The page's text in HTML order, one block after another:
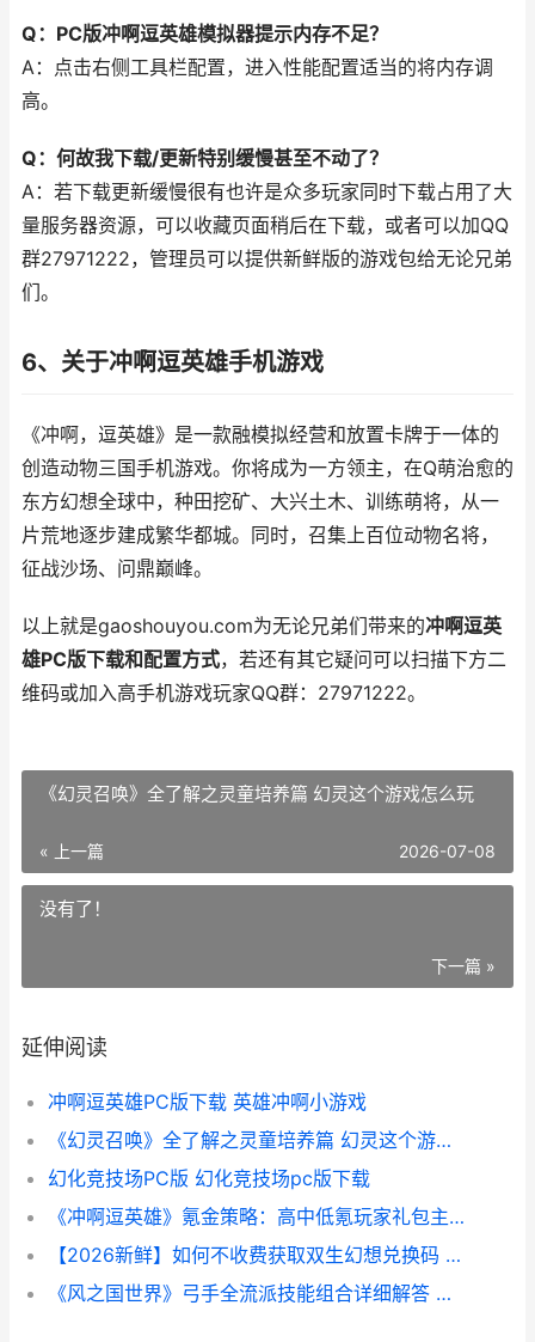
Q：PC版冲啊逗英雄模拟器提示内存不足？
A：点击右侧工具栏配置，进入性能配置适当的将内存调
高。
Q：何故我下载/更新特别缓慢甚至不动了？
A：若下载更新缓慢很有也许是众多玩家同时下载占用了大
量服务器资源，可以收藏页面稍后在下载，或者可以加QQ
群27971222，管理员可以提供新鲜版的游戏包给无论兄弟
们。
6、关于冲啊逗英雄手机游戏
《冲啊，逗英雄》是一款融模拟经营和放置卡牌于一体的
创造动物三国手机游戏。你将成为一方领主，在Q萌治愈的
东方幻想全球中，种田挖矿、大兴土木、训练萌将，从一
片荒地逐步建成繁华都城。同时，召集上百位动物名将，
征战沙场、问鼎巅峰。
以上就是gaoshouyou.com为无论兄弟们带来的冲啊逗英
雄PC版下载和配置方式，若还有其它疑问可以扫描下方二
维码或加入高手机游戏玩家QQ群：27971222。
《幻灵召唤》全了解之灵童培养篇 幻灵这个游戏怎么玩
« 上一篇 2026-07-08
没有了！
下一篇 »
延伸阅读
冲啊逗英雄PC版下载 英雄冲啊小游戏
《幻灵召唤》全了解之灵童培养篇 幻灵这个游戏怎么玩
幻化竞技场PC版 幻化竞技场pc版下载
《冲啊逗英雄》氪金策略：高中低氪玩家礼包主推 冲啊搞笑表情包
【2026新鲜】如何不收费获取双生幻想兑换码 新鲜如初什么意思
《风之国世界》弓手全流派技能组合详细解答 风之国是哪个国家